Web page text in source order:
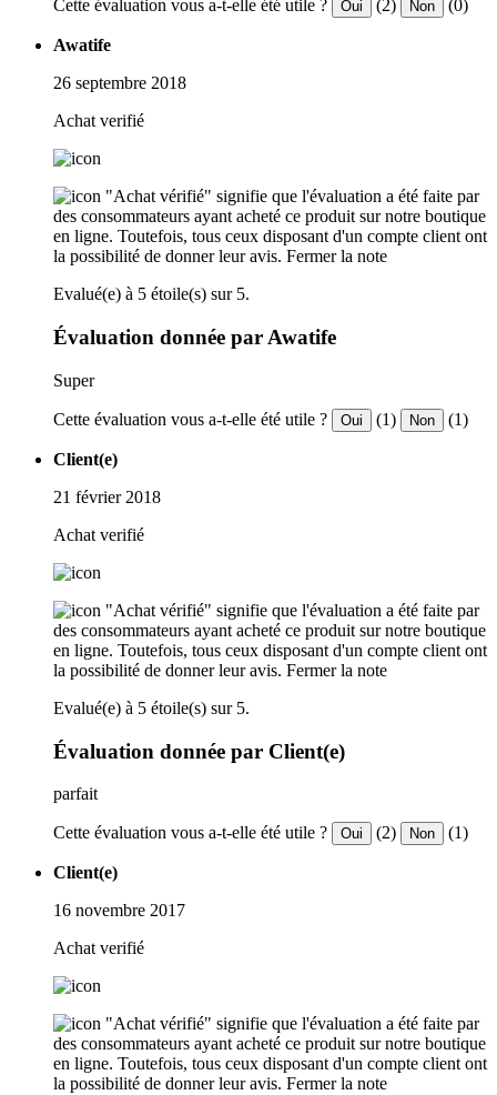
Cette évaluation vous a-t-elle été utile ? Oui (2) Non (0)
Awatife
26 septembre 2018
Achat verifié
"Achat vérifié" signifie que l'évaluation a été faite par
des consommateurs ayant acheté ce produit sur notre boutique
en ligne. Toutefois, tous ceux disposant d'un compte client ont
la possibilité de donner leur avis. Fermer la note
Evalué(e) à 5 étoile(s) sur 5.
Évaluation donnée par Awatife
Super
Cette évaluation vous a-t-elle été utile ? Oui (1) Non (1)
Client(e)
21 février 2018
Achat verifié
"Achat vérifié" signifie que l'évaluation a été faite par
des consommateurs ayant acheté ce produit sur notre boutique
en ligne. Toutefois, tous ceux disposant d'un compte client ont
la possibilité de donner leur avis. Fermer la note
Evalué(e) à 5 étoile(s) sur 5.
Évaluation donnée par Client(e)
parfait
Cette évaluation vous a-t-elle été utile ? Oui (2) Non (1)
Client(e)
16 novembre 2017
Achat verifié
"Achat vérifié" signifie que l'évaluation a été faite par
des consommateurs ayant acheté ce produit sur notre boutique
en ligne. Toutefois, tous ceux disposant d'un compte client ont
la possibilité de donner leur avis. Fermer la note